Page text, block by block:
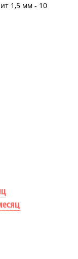
1,5 мм - 10